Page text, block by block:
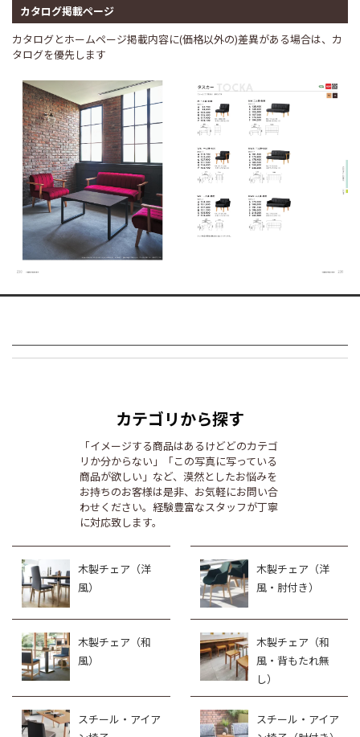
カタログ掲載ページ
カタログとホームページ掲載内容に(価格以外の)差異がある場合は、カ
タログを優先します
カテゴリから探す
「イメージする商品はあるけどどのカテゴ
リか分からない」「この写真に写っている
商品が欲しい」など、漠然としたお悩みを
お持ちのお客様は是非、お気軽にお問い合
わせください。経験豊富なスタッフが丁寧
に対応致します。
木製チェア（洋
風）
木製チェア（洋
風・肘付き）
木製チェア（和
風）
木製チェア（和
風・背もたれ無
し）
スチール・アイア
スチール・アイア